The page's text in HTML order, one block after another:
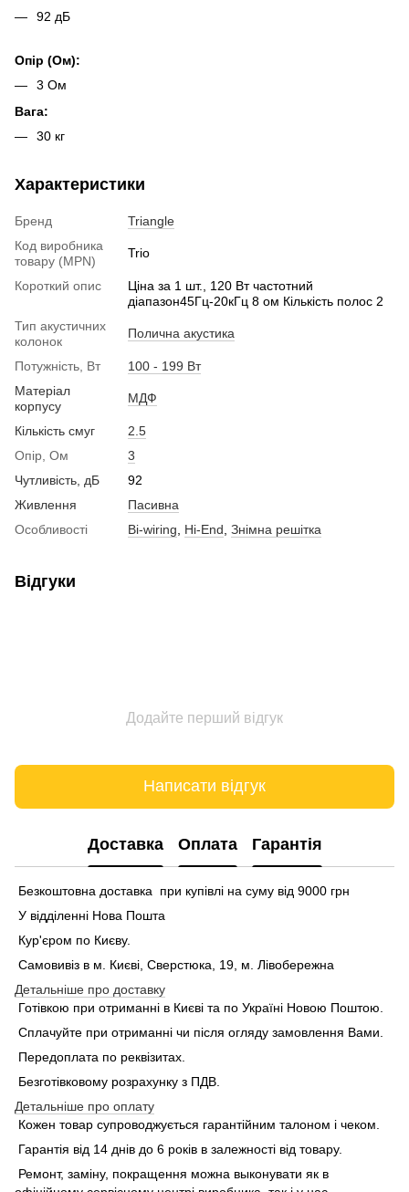
92 дБ
Опір (Ом):
3 Ом
Вага:
30 кг
Характеристики
Бренд
Triangle
Код виробника
товару (MPN)
Trio
Короткий опис
Ціна за 1 шт., 120 Вт частотний
діапазон45Гц-20кГц 8 ом Кількість полос 2
Тип акустичних
колонок
Полична акустика
Потужність, Вт
100 - 199 Вт
Матеріал
корпусу
МДФ
Кількість смуг
2.5
Опір, Ом
3
Чутливість, дБ
92
Живлення
Пасивна
Особливості
Bi-wiring Hi-End Знімна решітка
Відгуки
Додайте перший відгук
Написати відгук
Доставка Оплата Гарантія
Безкоштовна доставка при купівлі на суму від 9000 грн
У відділенні Нова Пошта
Кур'єром по Києву.
Самовивіз в м. Києві, Сверстюка, 19, м. Лівобережна
Детальніше про доставку
Готівкою при отриманні в Києві та по Україні Новою Поштою.
Сплачуйте при отриманні чи після огляду замовлення Вами.
Передоплата по реквізитах.
Безготівковому розрахунку з ПДВ.
Детальніше про оплату
Кожен товар супроводжується гарантійним талоном і чеком.
Гарантія від 14 днів до 6 років в залежності від товару.
Ремонт, заміну, покращення можна выконувати як в